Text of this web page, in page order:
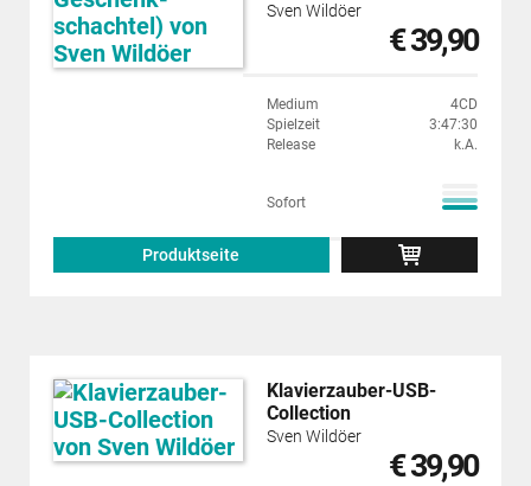
Sven Wildöer
€ 39,90
Medium
4CD
Spielzeit
3:47:30
Release
k.A.
Sofort
Produktseite
Klavierzauber-USB-
Collection
Sven Wildöer
€ 39,90